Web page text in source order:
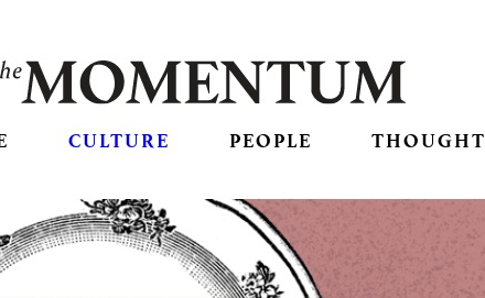
CULTURE PEOPLE THOUGHT